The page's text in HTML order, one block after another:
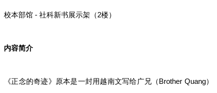
校本部馆 - 社科新书展示架（2楼）
内容简介
《正念的奇迹》原本是一封用越南文写给广兄（Brother Quang）